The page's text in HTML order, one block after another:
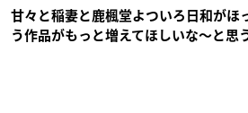
甘々と稲妻と鹿楓堂よついろ日和がほ
う作品がもっと増えてほしいな〜と思う